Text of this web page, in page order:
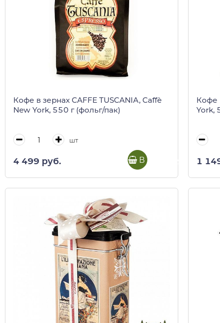
Кофе в зернах CAFFE TUSCANIA, Caffè
New York, 550 г (фольг/пак)
шт
4 499 руб. В корзину
Кофе
York,
1